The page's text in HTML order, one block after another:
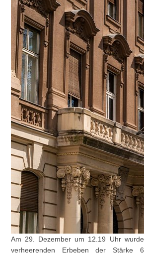
Am 29. Dezember um 12.19 Uhr
verheerenden Erbeben der Stärke